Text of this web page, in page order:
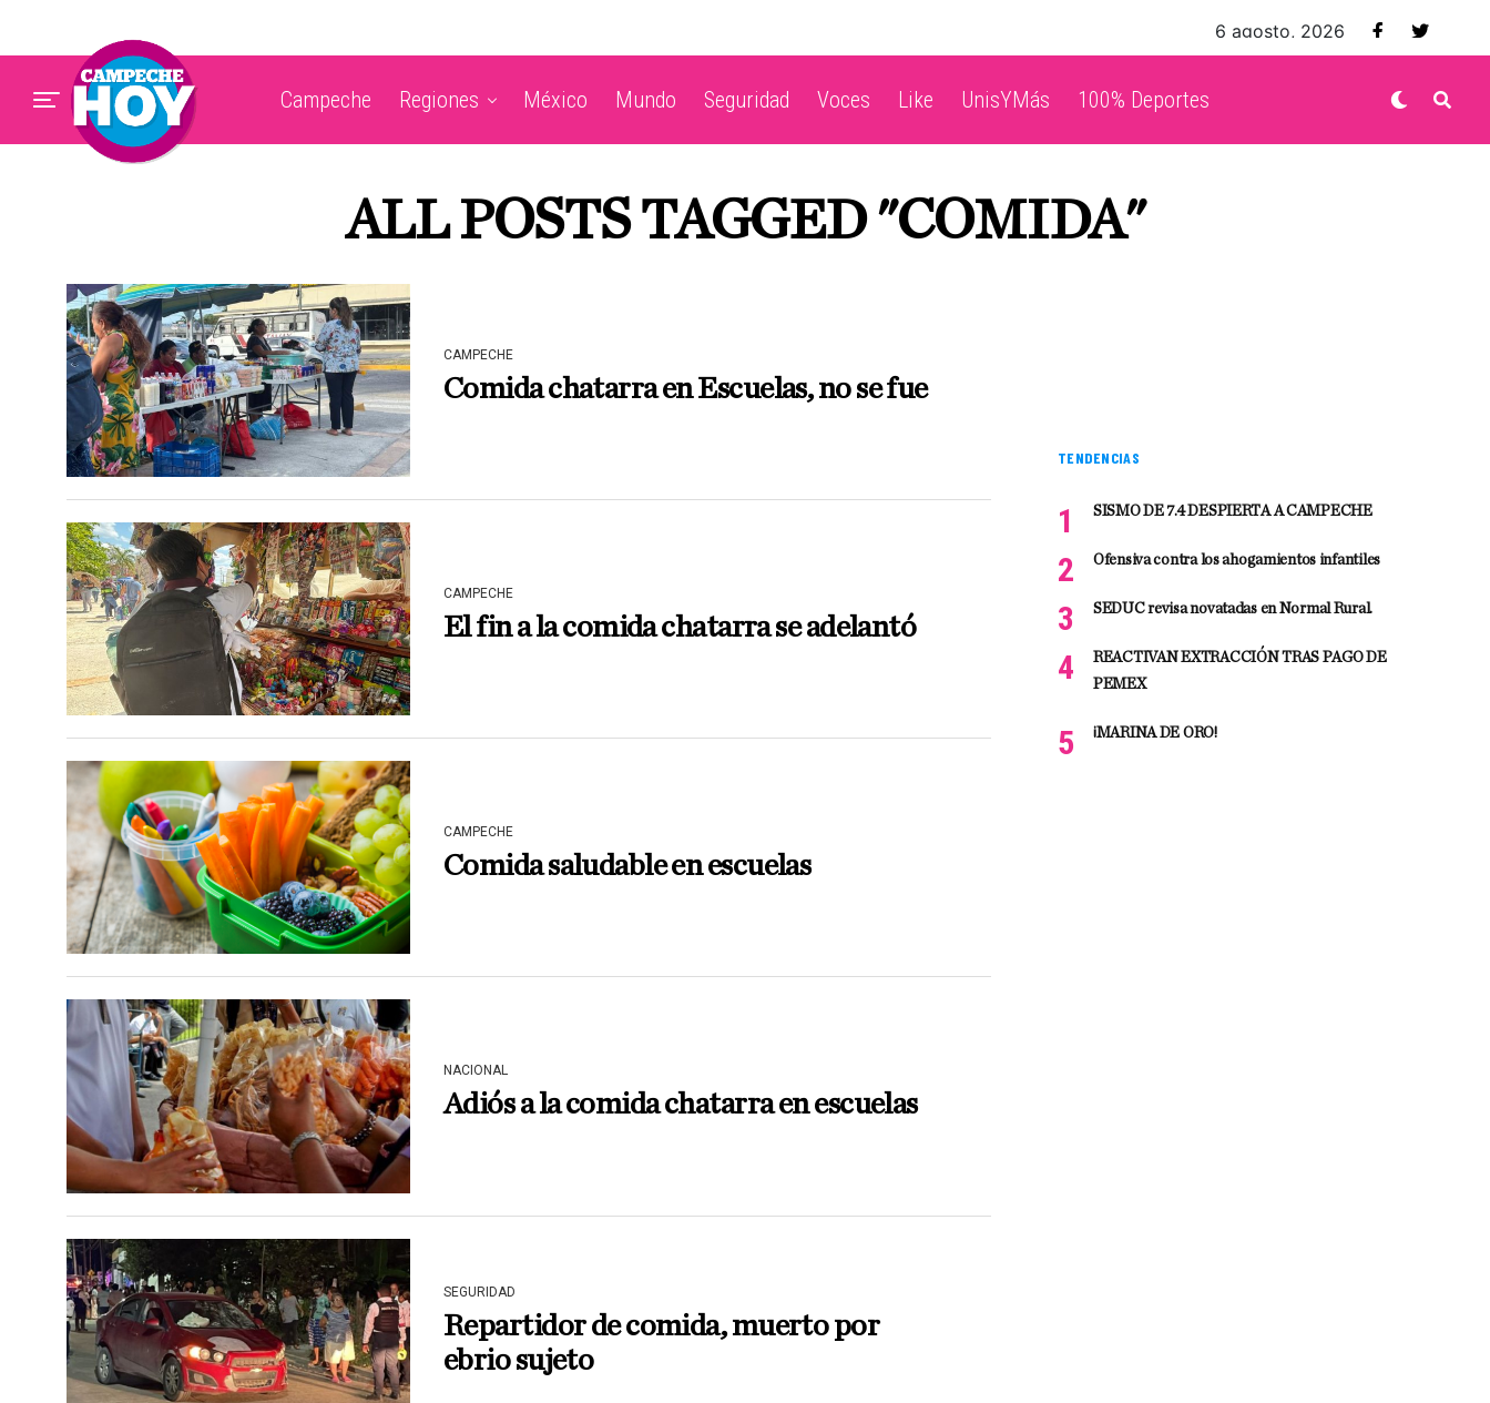
6 agosto, 2026
Campeche Regiones México Mundo Seguridad Voces Like UnisYMás 100% Deportes
ALL POSTS TAGGED "COMIDA"
CAMPECHE
Comida chatarra en Escuelas, no se fue
CAMPECHE
El fin a la comida chatarra se adelantó
CAMPECHE
Comida saludable en escuelas
NACIONAL
Adiós a la comida chatarra en escuelas
SEGURIDAD
Repartidor de comida, muerto por
ebrio sujeto
TENDENCIAS
SISMO DE 7.4 DESPIERTA A CAMPECHE
Ofensiva contra los ahogamientos infantiles
SEDUC revisa novatadas en Normal Rural.
REACTIVAN EXTRACCIÓN TRAS PAGO DE
PEMEX
¡MARINA DE ORO!